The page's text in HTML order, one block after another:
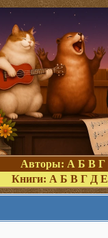
Авторы: А Б В Г
Книги: А Б В Г Д Е